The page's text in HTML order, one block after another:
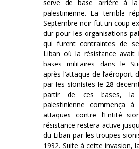
serve de base arrière à la
palestinienne. La terrible
Septembre noir fut un coup
dur pour les organisations
qui furent contraintes de
Liban où la résistance avait
bases militaires dans le
après l’attaque de l’aéroport
par les sionistes le 28
partir de ces bases, la
palestinienne commença à
attaques contre l’Entité
résistance restera active
du Liban par les troupes
1982. Suite à cette invasion,